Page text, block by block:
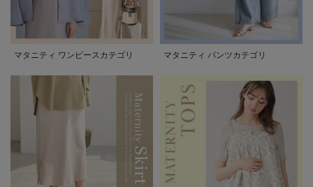
マタニティ ワンピースカテゴリ マタニティ パンツカテゴリ